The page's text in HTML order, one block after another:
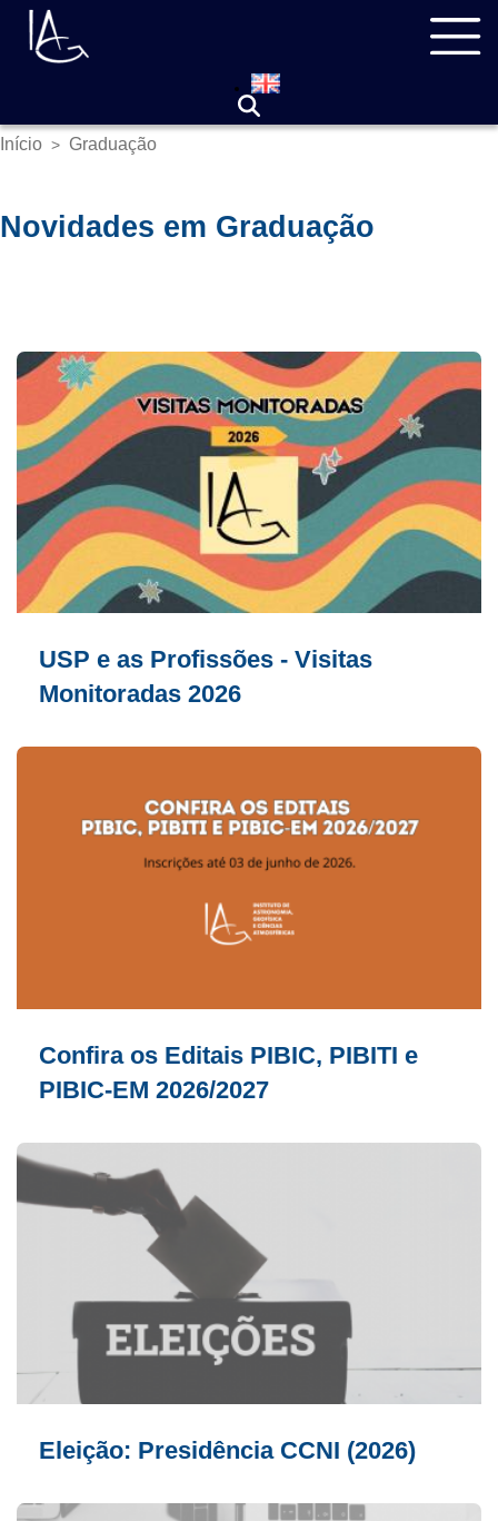
Pular
para
Trilha
Início > Graduação
Novidades em Graduação
USP e as Profissões - Visitas
Monitoradas 2026
Confira os Editais PIBIC, PIBITI e
PIBIC-EM 2026/2027
Eleição: Presidência CCNI (2026)